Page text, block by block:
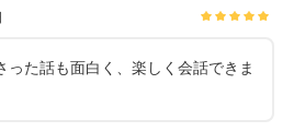
った話も面白く、楽しく会話できま